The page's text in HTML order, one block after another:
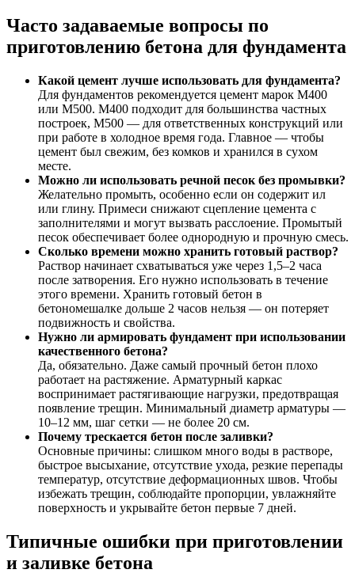
Часто задаваемые вопросы по
приготовлению бетона для фундамента
Какой цемент лучше использовать для фундамента?
Для фундаментов рекомендуется цемент марок М400
или М500. М400 подходит для большинства частных
построек, М500 — для ответственных конструкций или
при работе в холодное время года. Главное — чтобы
цемент был свежим, без комков и хранился в сухом
месте.
Можно ли использовать речной песок без промывки?
Желательно промыть, особенно если он содержит ил
или глину. Примеси снижают сцепление цемента с
заполнителями и могут вызвать расслоение. Промытый
песок обеспечивает более однородную и прочную смесь.
Сколько времени можно хранить готовый раствор?
Раствор начинает схватываться уже через 1,5–2 часа
после затворения. Его нужно использовать в течение
этого времени. Хранить готовый бетон в
бетономешалке дольше 2 часов нельзя — он потеряет
подвижность и свойства.
Нужно ли армировать фундамент при использовании
качественного бетона?
Да, обязательно. Даже самый прочный бетон плохо
работает на растяжение. Арматурный каркас
воспринимает растягивающие нагрузки, предотвращая
появление трещин. Минимальный диаметр арматуры —
10–12 мм, шаг сетки — не более 20 см.
Почему трескается бетон после заливки?
Основные причины: слишком много воды в растворе,
быстрое высыхание, отсутствие ухода, резкие перепады
температур, отсутствие деформационных швов. Чтобы
избежать трещин, соблюдайте пропорции, увлажняйте
поверхность и укрывайте бетон первые 7 дней.
Типичные ошибки при приготовлении
и заливке бетона